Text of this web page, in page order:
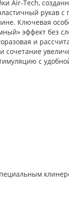
Air-Tech,
Ключевая
эффект без
и
с